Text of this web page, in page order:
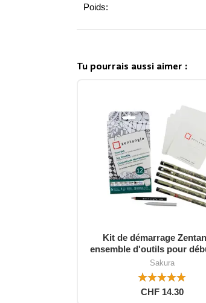
Poids:
Tu pourrais aussi aimer :
Kit de démarrage
ensemble d'outils pour
12 pièces
Sakura
CHF 14.30